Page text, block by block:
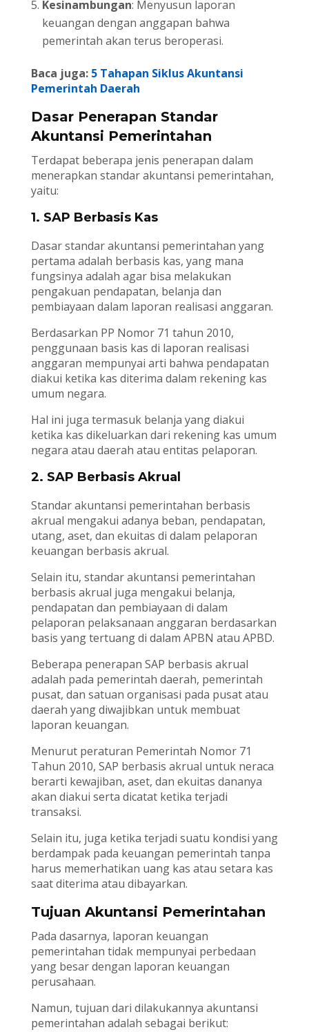
Kesinambungan: Menyusun laporan
keuangan dengan anggapan bahwa
pemerintah akan terus beroperasi.
Baca juga: 5 Tahapan Siklus Akuntansi
Pemerintah Daerah
Dasar Penerapan Standar
Akuntansi Pemerintahan
Terdapat beberapa jenis penerapan dalam
menerapkan standar akuntansi pemerintahan,
yaitu:
1. SAP Berbasis Kas
Dasar standar akuntansi pemerintahan yang
pertama adalah berbasis kas, yang mana
fungsinya adalah agar bisa melakukan
pengakuan pendapatan, belanja dan
pembiayaan dalam laporan realisasi anggaran.
Berdasarkan PP Nomor 71 tahun 2010,
penggunaan basis kas di laporan realisasi
anggaran mempunyai arti bahwa pendapatan
diakui ketika kas diterima dalam rekening kas
umum negara.
Hal ini juga termasuk belanja yang diakui
ketika kas dikeluarkan dari rekening kas umum
negara atau daerah atau entitas pelaporan.
2. SAP Berbasis Akrual
Standar akuntansi pemerintahan berbasis
akrual mengakui adanya beban, pendapatan,
utang, aset, dan ekuitas di dalam pelaporan
keuangan berbasis akrual.
Selain itu, standar akuntansi pemerintahan
berbasis akrual juga mengakui belanja,
pendapatan dan pembiayaan di dalam
pelaporan pelaksanaan anggaran berdasarkan
basis yang tertuang di dalam APBN atau APBD.
Beberapa penerapan SAP berbasis akrual
adalah pada pemerintah daerah, pemerintah
pusat, dan satuan organisasi pada pusat atau
daerah yang diwajibkan untuk membuat
laporan keuangan.
Menurut peraturan Pemerintah Nomor 71
Tahun 2010, SAP berbasis akrual untuk neraca
berarti kewajiban, aset, dan ekuitas dananya
akan diakui serta dicatat ketika terjadi
transaksi.
Selain itu, juga ketika terjadi suatu kondisi yang
berdampak pada keuangan pemerintah tanpa
harus memerhatikan uang kas atau setara kas
saat diterima atau dibayarkan.
Tujuan Akuntansi Pemerintahan
Pada dasarnya, laporan keuangan
pemerintahan tidak mempunyai perbedaan
yang besar dengan laporan keuangan
perusahaan.
Namun, tujuan dari dilakukannya akuntansi
pemerintahan adalah sebagai berikut: